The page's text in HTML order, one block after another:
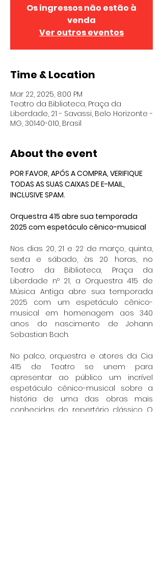
Os ingressos não estão à
venda
Ver outros eventos
Time & Location
Mar 22, 2025, 8:00 PM
Teatro da Biblioteca, Praça da
Liberdade, 21 - Savassi, Belo Horizonte -
MG, 30140-010, Brasil
About the event
POR FAVOR, APÓS A COMPRA, VERIFIQUE
TODAS AS SUAS CAIXAS DE E-MAIL,
INCLUSIVE SPAM.
Orquestra 415 abre sua temporada
2025 com espetáculo cênico-musical
Nos dias 20, 21 e 22 de março, quinta,
sexta e sábado, às 20 horas, no
Teatro da Biblioteca, Praça da
Liberdade nº 21, a Orquestra 415 de
Música Antiga abre sua temporada
2025 com um espetáculo cênico-
musical em homenagem aos 340
anos do nascimento de Johann
Sebastian Bach.
No palco, orquestra e atores da Cia
415 de Teatro se unem para
apresentar ao público um incrível
espetáculo cênico-musical sobre a
história de uma das obras mais
conhecidas do repertório clássico. O